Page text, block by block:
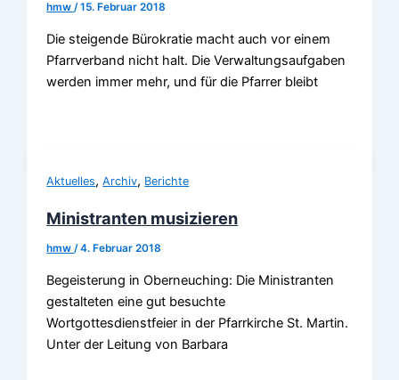
hmw/15. Februar 2018
Die steigende Bürokratie macht auch vor einem
Pfarrverband nicht halt. Die Verwaltungsaufgaben
werden immer mehr, und für die Pfarrer bleibt
Aktuelles,Archiv, Berichte
Ministranten musizieren
hmw/4. Februar 2018
Begeisterung in Oberneuching: Die Ministranten
gestalteten eine gut besuchte
Wortgottesdienstfeier in der Pfarrkirche St. Martin.
Unter der Leitung von Barbara